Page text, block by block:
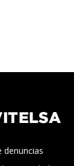
denuncias